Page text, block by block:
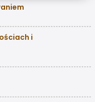
i